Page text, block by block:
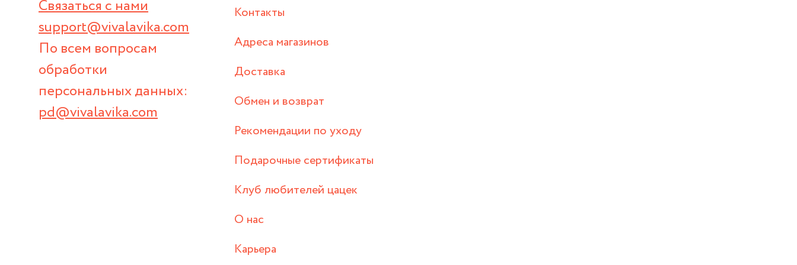
Связаться с нами
support@vivalavika.com
По всем вопросам
обработки
персональных данных:
pd@vivalavika.com
Контакты
Адреса магазинов
Доставка
Обмен и возврат
Рекомендации по уходу
Подарочные сертификаты
Клуб любителей цацек
О нас
Карьера